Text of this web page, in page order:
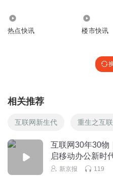
务，红布林新增股东58同城
2024年以旧换新在多个重要
相较历史上的数轮家电下乡
化物流能力的发达，以及二
挥更显著的作用。同时，换
进一步推动行业供给优化，
热点快讯 楼市快讯
相关推荐
互联网新生代 重生之互
互联网30年30物
启移动办公新时
新京报 119